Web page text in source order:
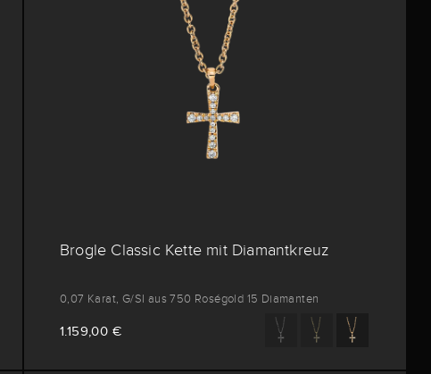
Brogle Classic Kette mit Diamantkreuz
0,07 Karat, G/SI aus 750 Roségold 15 Diamanten
1.159,00 €